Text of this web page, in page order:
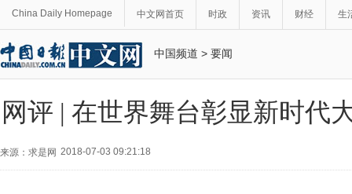
China Daily Homepage 中文网首页 时政 资讯 财经 生
中国频道 > 要闻
网评 | 在世界舞台彰显新时代
来源：求是网 2018-07-03 09:21:18